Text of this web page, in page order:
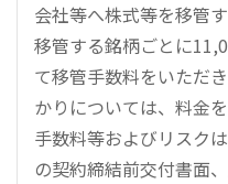
会社等へ株式等を移管
移管する銘柄ごとに
て移管手数料をいただ
かりについては、料金
手数料等およびリスク
の契約締結前交付書面